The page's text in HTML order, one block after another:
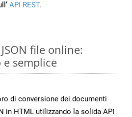
API REST.
file online:
semplice
di conversione dei documenti
in HTML utilizzando la solida API